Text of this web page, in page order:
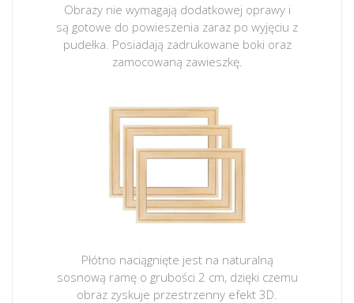
Obrazy nie wymagają dodatkowej oprawy i
są gotowe do powieszenia zaraz po wyjęciu z
pudełka. Posiadają zadrukowane boki oraz
zamocowaną zawieszkę.
Płótno naciągnięte jest na naturalną
sosnową ramę o grubości 2 cm, dzięki czemu
obraz zyskuje przestrzenny efekt 3D.